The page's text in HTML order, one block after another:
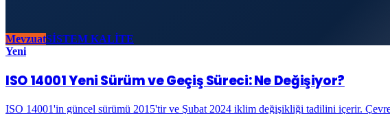
MevzuatSİSTEM KALİTE
Yeni
ISO 14001 Yeni Sürüm ve Geçiş Süreci: Ne Değişiyor?
ISO 14001'in güncel sürümü 2015'tir ve Şubat 2024 iklim değişikliği tadilini içerir.